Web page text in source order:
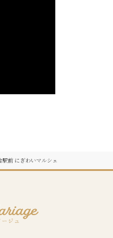
前 にぎわいマルシェ